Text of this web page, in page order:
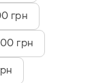
грн
грн